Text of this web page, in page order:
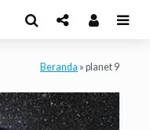
Beranda » planet 9